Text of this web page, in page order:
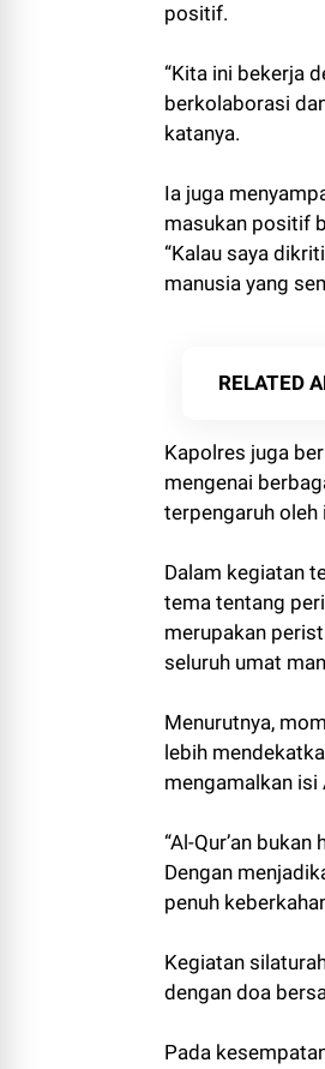
positif.
“Kita ini bekerja
berkolaborasi
katanya.
Ia juga
masukan positif
“Kalau saya
manusia yang
RELATED
Kapolres juga
mengenai
terpengaruh oleh
Dalam kegiatan
tema tentang
merupakan
seluruh umat
Menurutnya,
lebih
mengamalkan isi
“Al-Qur’an
Dengan
penuh
Kegiatan
dengan doa
Pada